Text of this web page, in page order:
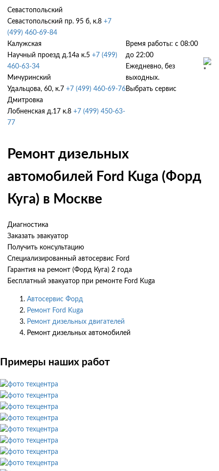
Севастопольский
Севастопольский пр. 95 б, к.8 +7
(499) 460-69-84
Калужская
Научный проезд д.14а к.5 +7 (499)
460-63-34
Мичуринский
Удальцова, 60, к.7 +7 (499) 460-69-76
Дмитровка
Лобненская д.17 к.8 +7 (499) 450-63-
77
Время работы: с 08:00
до 22:00
Ежедневно, без
выходных.
Выбрать сервис
Ремонт дизельных
автомобилей Ford Kuga (Форд
Куга) в Москве
Диагностика
Заказать эвакуатор
Получить консультацию
Специализированный автосервис Ford
Гарантия на ремонт (Форд Куга) 2 года
Бесплатный эвакуатор при ремонте Ford Kuga
Автосервис Форд
Ремонт Ford Kuga
Ремонт дизельных двигателей
Ремонт дизельных автомобилей
Примеры наших работ